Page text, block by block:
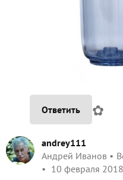
Ответить ✿
andrey111
Андрей Иванов
10 февраля